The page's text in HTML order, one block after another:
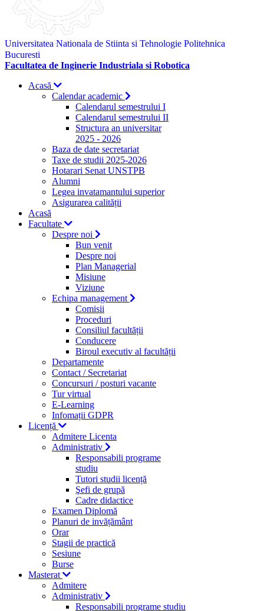
Universitatea Nationala de Stiinta si Tehnologie Politehnica
Bucuresti
Facultatea de Inginerie Industriala si Robotica
Acasă
Calendar academic
Calendarul semestrului I
Calendarul semestrului II
Structura an universitar
2025 - 2026
Baza de date secretariat
Taxe de studii 2025-2026
Hotarari Senat UNSTPB
Alumni
Legea invatamantului superior
Asigurarea calității
Acasă
Facultate
Despre noi
Bun venit
Despre noi
Plan Managerial
Misiune
Viziune
Echipa management
Comisii
Proceduri
Consiliul facultății
Conducere
Biroul executiv al facultății
Departamente
Contact / Secretariat
Concursuri / posturi vacante
Tur virtual
E-Learning
Infomații GDPR
Licență
Admitere Licenta
Administrativ
Responsabili programe
studiu
Tutori studii licență
Şefi de grupă
Cadre didactice
Examen Diplomă
Planuri de invățământ
Orar
Stagii de practică
Sesiune
Burse
Masterat
Admitere
Administrativ
Responsabili programe studiu